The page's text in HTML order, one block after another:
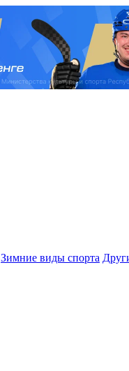
Зимние виды спорта